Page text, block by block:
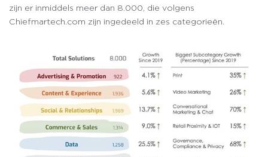
zijn er inmiddels meer dan 8.000, die volgens
Chiefmartech.com zijn ingedeeld in zes categorieën.